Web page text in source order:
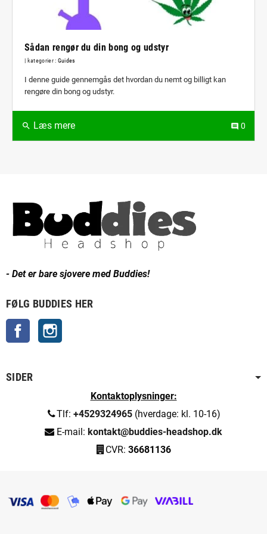
Sådan rengør du din bong og udstyr
| kategorier : Guides
I denne guide gennemgås det hvordan du nemt og billigt kan
rengøre din bong og udstyr.
search Læs mere comment 0
- Det er bare sjovere med Buddies!
FØLG BUDDIES HER
Facebook
SIDER
Kontaktoplysninger:
Tlf: +4529324965 (hverdage: kl. 10-16)
E-mail: kontakt@buddies-headshop.dk
CVR: 36681136